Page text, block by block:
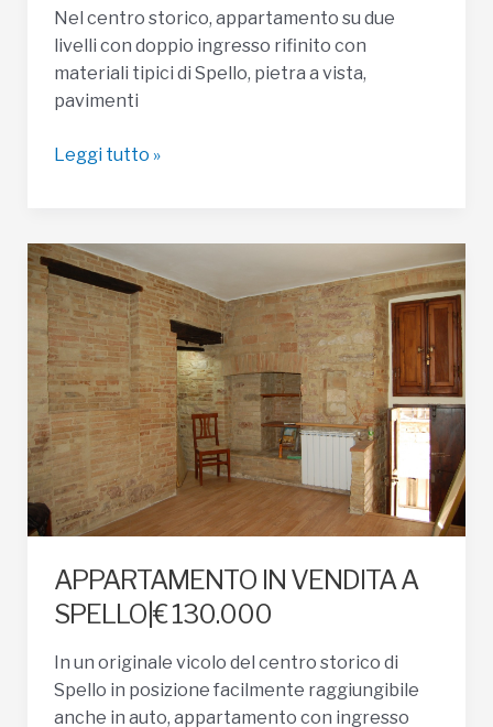
118.000
Nel centro storico, appartamento su due
livelli con doppio ingresso rifinito con
materiali tipici di Spello, pietra a vista,
pavimenti
APPARTAMENTO
SPELLO|
€
300.000
Leggi tutto »
APPARTAMENTO IN VENDITA A
SPELLO|€ 130.000
In un originale vicolo del centro storico di
Spello in posizione facilmente raggiungibile
anche in auto, appartamento con ingresso